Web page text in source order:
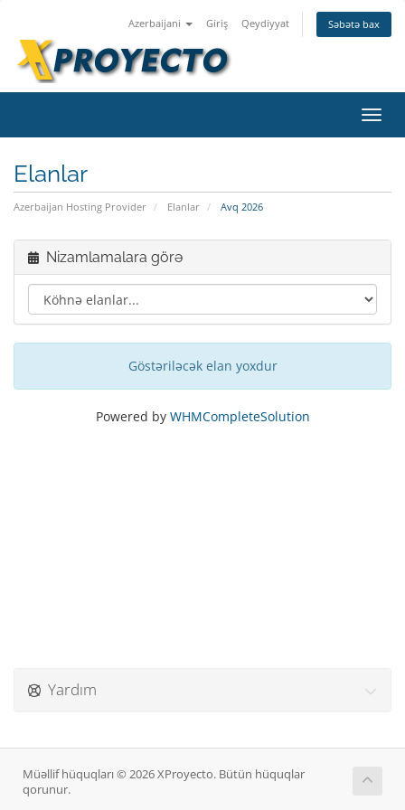
Azerbaijani Giriş Qeydiyyat Səbətə bax
Elanlar
Azerbaijan Hosting Provider Elanlar Avq 2026
Nizamlamalara görə
Göstəriləcək elan yoxdur
Powered by WHMCompleteSolution
Yardım
Müəllif hüquqları © 2026 XProyecto. Bütün hüquqlar
qorunur.